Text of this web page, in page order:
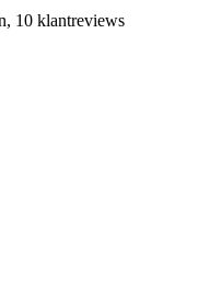
10 klantreviews